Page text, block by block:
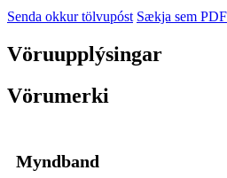
Senda okkur tölvupóst Sækja sem PDF
Vöruupplýsingar
Vörumerki
Myndband